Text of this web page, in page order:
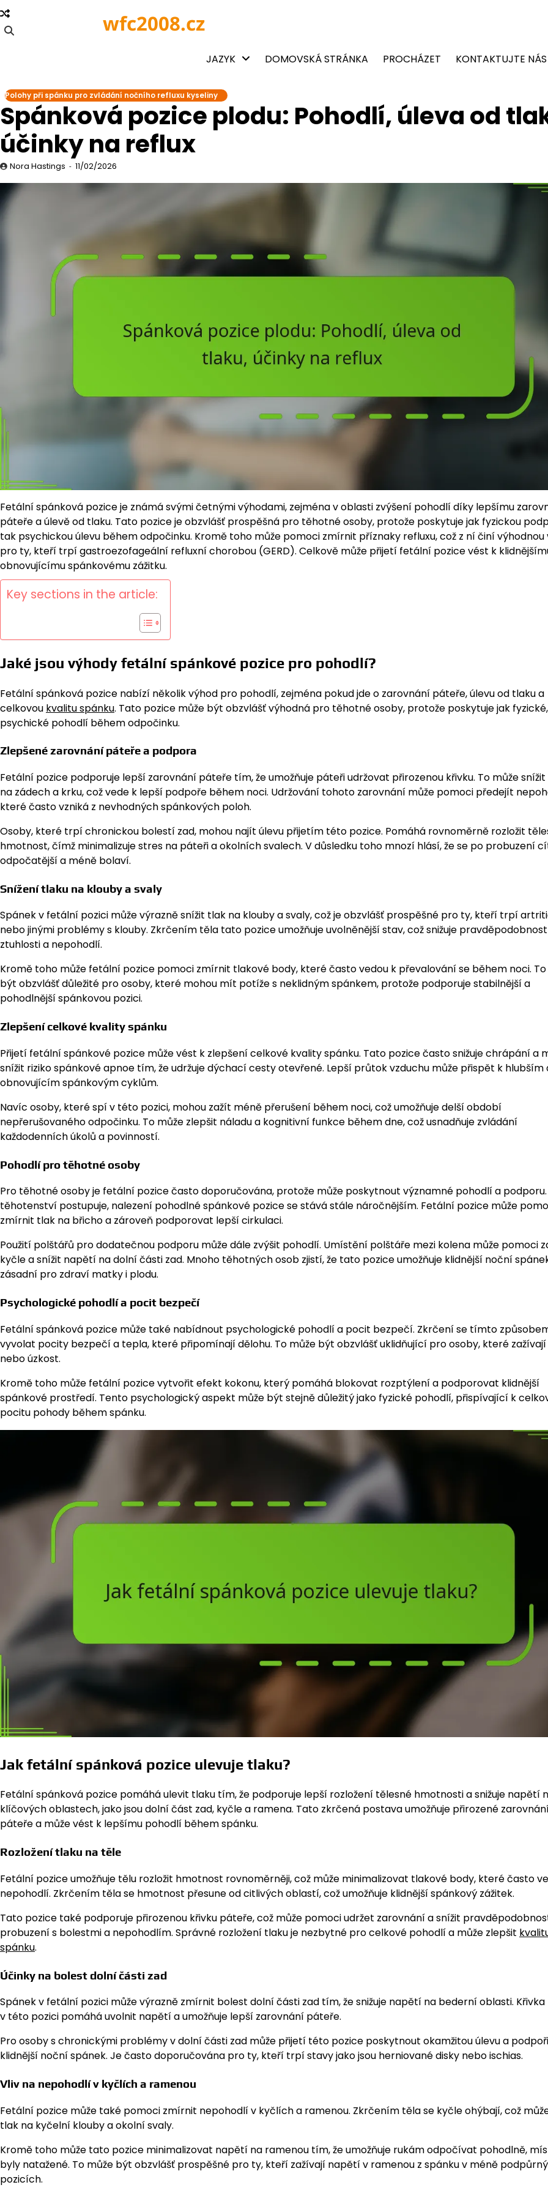
Skip
to
content
wfc2008.cz
JAZYK DOMOVSKÁ STRÁNKA PROCHÁZET KONTAKTUJTE NÁS
Polohy při spánku pro zvládání nočního refluxu kyseliny
Spánková pozice plodu: Pohodlí, úleva od
účinky na reflux
Nora Hastings 11/02/2026
Fetální spánková pozice je známá svými četnými výhodami, zejména v oblasti zvýšení pohodlí díky lepšímu
páteře a úlevě od tlaku. Tato pozice je obzvlášť prospěšná pro těhotné osoby, protože poskytuje jak fyzickou
tak psychickou úlevu během odpočinku. Kromě toho může pomoci zmírnit příznaky refluxu, což z ní činí výhodnou
pro ty, kteří trpí gastroezofageální refluxní chorobou (GERD). Celkově může přijetí fetální pozice vést k
obnovujícímu spánkovému zážitku.
Key sections in the article:
Jaké jsou výhody fetální spánkové pozice pro pohodlí?
Fetální spánková pozice nabízí několik výhod pro pohodlí, zejména pokud jde o zarovnání páteře, úlevu od tlaku a
celkovou kvalitu spánku. Tato pozice může být obzvlášť výhodná pro těhotné osoby, protože poskytuje jak
psychické pohodlí během odpočinku.
Zlepšené zarovnání páteře a podpora
Fetální pozice podporuje lepší zarovnání páteře tím, že umožňuje páteři udržovat přirozenou křivku. To může
na zádech a krku, což vede k lepší podpoře během noci. Udržování tohoto zarovnání může pomoci předejít
které často vzniká z nevhodných spánkových poloh.
Osoby, které trpí chronickou bolestí zad, mohou najít úlevu přijetím této pozice. Pomáhá rovnoměrně rozložit
hmotnost, čímž minimalizuje stres na páteři a okolních svalech. V důsledku toho mnozí hlásí, že se po probuzení
odpočatější a méně bolaví.
Snížení tlaku na klouby a svaly
Spánek v fetální pozici může výrazně snížit tlak na klouby a svaly, což je obzvlášť prospěšné pro ty, kteří trpí
nebo jinými problémy s klouby. Zkrčením těla tato pozice umožňuje uvolněnější stav, což snižuje pravděpodobnost
ztuhlosti a nepohodlí.
Kromě toho může fetální pozice pomoci zmírnit tlakové body, které často vedou k převalování se během noci.
být obzvlášť důležité pro osoby, které mohou mít potíže s neklidným spánkem, protože podporuje stabilnější a
pohodlnější spánkovou pozici.
Zlepšení celkové kvality spánku
Přijetí fetální spánkové pozice může vést k zlepšení celkové kvality spánku. Tato pozice často snižuje chrápání a
snížit riziko spánkové apnoe tím, že udržuje dýchací cesty otevřené. Lepší průtok vzduchu může přispět k hlubším
obnovujícím spánkovým cyklům.
Navíc osoby, které spí v této pozici, mohou zažít méně přerušení během noci, což umožňuje delší období
nepřerušovaného odpočinku. To může zlepšit náladu a kognitivní funkce během dne, což usnadňuje zvládání
každodenních úkolů a povinností.
Pohodlí pro těhotné osoby
Pro těhotné osoby je fetální pozice často doporučována, protože může poskytnout významné pohodlí a
těhotenství postupuje, nalezení pohodlné spánkové pozice se stává stále náročnějším. Fetální pozice může
zmírnit tlak na břicho a zároveň podporovat lepší cirkulaci.
Použití polštářů pro dodatečnou podporu může dále zvýšit pohodlí. Umístění polštáře mezi kolena může pomoci
kyčle a snížit napětí na dolní části zad. Mnoho těhotných osob zjistí, že tato pozice umožňuje klidnější noční
zásadní pro zdraví matky i plodu.
Psychologické pohodlí a pocit bezpečí
Fetální spánková pozice může také nabídnout psychologické pohodlí a pocit bezpečí. Zkrčení se tímto
vyvolat pocity bezpečí a tepla, které připomínají dělohu. To může být obzvlášť uklidňující pro osoby, které
nebo úzkost.
Kromě toho může fetální pozice vytvořit efekt kokonu, který pomáhá blokovat rozptýlení a podporovat klidnější
spánkové prostředí. Tento psychologický aspekt může být stejně důležitý jako fyzické pohodlí, přispívající k
pocitu pohody během spánku.
Jak fetální spánková pozice ulevuje tlaku?
Fetální spánková pozice pomáhá ulevit tlaku tím, že podporuje lepší rozložení tělesné hmotnosti a snižuje napětí
klíčových oblastech, jako jsou dolní část zad, kyčle a ramena. Tato zkrčená postava umožňuje přirozené
páteře a může vést k lepšímu pohodlí během spánku.
Rozložení tlaku na těle
Fetální pozice umožňuje tělu rozložit hmotnost rovnoměrněji, což může minimalizovat tlakové body, které často
nepohodlí. Zkrčením těla se hmotnost přesune od citlivých oblastí, což umožňuje klidnější spánkový zážitek.
Tato pozice také podporuje přirozenou křivku páteře, což může pomoci udržet zarovnání a snížit
probuzení s bolestmi a nepohodlím. Správné rozložení tlaku je nezbytné pro celkové pohodlí a může zlepšit
spánku.
Účinky na bolest dolní části zad
Spánek v fetální pozici může výrazně zmírnit bolest dolní části zad tím, že snižuje napětí na bederní oblasti.
v této pozici pomáhá uvolnit napětí a umožňuje lepší zarovnání páteře.
Pro osoby s chronickými problémy v dolní části zad může přijetí této pozice poskytnout okamžitou úlevu a
klidnější noční spánek. Je často doporučována pro ty, kteří trpí stavy jako jsou herniované disky nebo ischias.
Vliv na nepohodlí v kyčlích a ramenou
Fetální pozice může také pomoci zmírnit nepohodlí v kyčlích a ramenou. Zkrčením těla se kyčle ohýbají, což
tlak na kyčelní klouby a okolní svaly.
Kromě toho může tato pozice minimalizovat napětí na ramenou tím, že umožňuje rukám odpočívat pohodlně,
byly natažené. To může být obzvlášť prospěšné pro ty, kteří zažívají napětí v ramenou z spánku v méně
pozicích.